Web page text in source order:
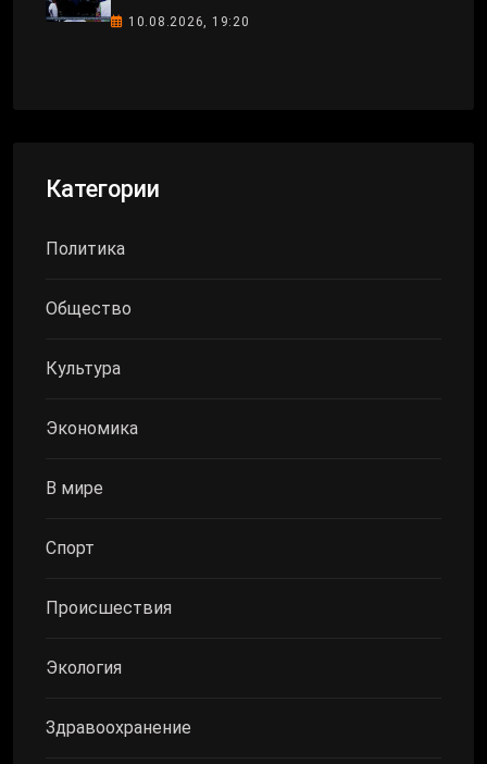
10.08.2026, 19:20
Категории
Политика
Общество
Культура
Экономика
В мире
Спорт
Происшествия
Экология
Здравоохранение